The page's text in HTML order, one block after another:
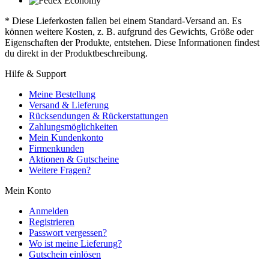
* Diese Lieferkosten fallen bei einem Standard-Versand an. Es
können weitere Kosten, z. B. aufgrund des Gewichts, Größe oder
Eigenschaften der Produkte, entstehen. Diese Informationen findest
du direkt in der Produktbeschreibung.
Hilfe & Support
Meine Bestellung
Versand & Lieferung
Rücksendungen & Rückerstattungen
Zahlungsmöglichkeiten
Mein Kundenkonto
Firmenkunden
Aktionen & Gutscheine
Weitere Fragen?
Mein Konto
Anmelden
Registrieren
Passwort vergessen?
Wo ist meine Lieferung?
Gutschein einlösen